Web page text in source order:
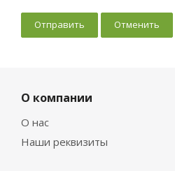
Отменить
О компании
О нас
Наши реквизиты